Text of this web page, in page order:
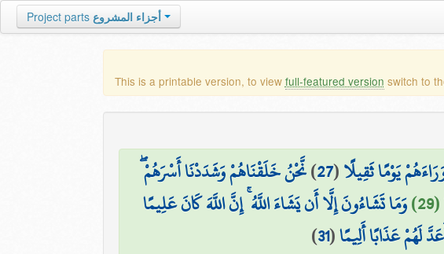
Project parts أجزاء المشروع
This is a printable version, to view full-featured version switch to
يَوْمًا ثَقِيلًا(
27
)نَّحْنُ خَلَقْنَاهُمْ وَشَدَدْنَا أَسْرَهُمْ ۖ
وَمَا تَشَاءُونَ إِلَّا أَن يَشَاءَ اللَّهُ ۚ إِنَّ اللَّهَ كَانَ عَلِيمًا
لَهُمْ عَذَابًا أَلِيمًا(
31
)